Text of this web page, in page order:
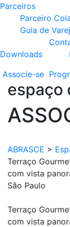
Parceiros
Parceiro
Guia de
Downloads
Associe-se
espaço
ABRASCE >
Terraço
com vista
São Paulo
Terraço
com vista